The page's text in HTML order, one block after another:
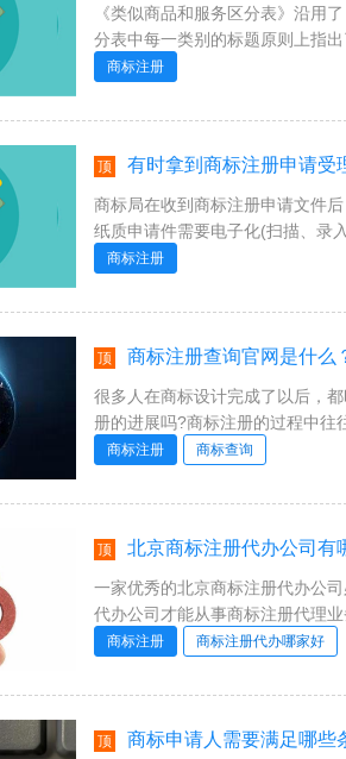
《类似商品和服务区分表》沿用
分表中每一类别的标题原则上指
商品和服务项目的类别提供了思
商标注册
顶 有时拿到商标注册申请受理通知
商标局在收到商标注册申请文件
纸质申请件需要电子化(扫描、录
的类别;确定商标线索要素(图形
商标注册
顶 商标注册查询官网是什么？
很多人在商标设计完成了以后，
册的进展吗?商标注册的过程中往
注册的查询途径，例如商标局官
商标注册 商标查询
顶 北京商标注册代办公司有
一家优秀的北京商标注册代办公
代办公司才能从事商标注册代理
有较高的可信度和良好的资质的
商标注册 商标注册代办哪家好
顶 商标申请人需要满足哪些条件？